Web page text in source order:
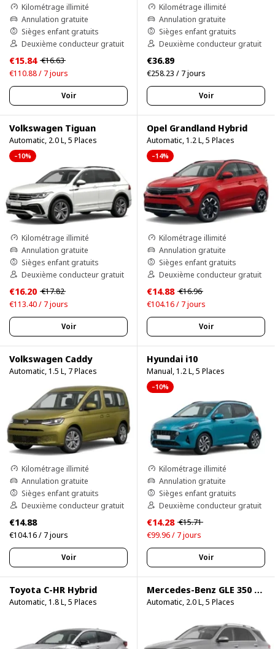
Kilométrage illimité
Annulation gratuite
Sièges enfant gratuits
Deuxième conducteur gratuit
€15.84 €16.63
€110.88 / 7 jours
Voir
Kilométrage illimité
Annulation gratuite
Sièges enfant gratuits
Deuxième conducteur gratuit
€36.89
€258.23 / 7 jours
Voir
Volkswagen Tiguan
Automatic, 2.0 L, 5 Places
–10%
Kilométrage illimité
Annulation gratuite
Sièges enfant gratuits
Deuxième conducteur gratuit
€16.20 €17.82
€113.40 / 7 jours
Voir
Opel Grandland Hybrid
Automatic, 1.2 L, 5 Places
–14%
Kilométrage illimité
Annulation gratuite
Sièges enfant gratuits
Deuxième conducteur gratuit
€14.88 €16.96
€104.16 / 7 jours
Voir
Volkswagen Caddy
Automatic, 1.5 L, 7 Places
Kilométrage illimité
Annulation gratuite
Sièges enfant gratuits
Deuxième conducteur gratuit
€14.88
€104.16 / 7 jours
Voir
Hyundai i10
Manual, 1.2 L, 5 Places
–10%
Kilométrage illimité
Annulation gratuite
Sièges enfant gratuits
Deuxième conducteur gratuit
€14.28 €15.71
€99.96 / 7 jours
Voir
Toyota C-HR Hybrid
Automatic, 1.8 L, 5 Places
Mercedes-Benz GLE 350 4Matic
Automatic, 2.0 L, 5 Places